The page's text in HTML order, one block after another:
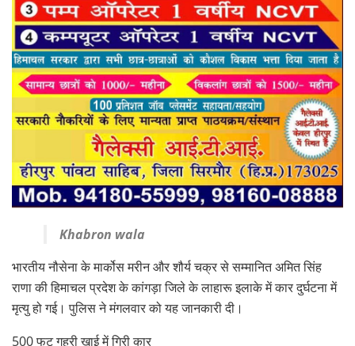
Khabron wala
भारतीय नौसेना के मार्कोस मरीन और शौर्य चक्र से सम्मानित अमित सिंह
राणा की हिमाचल प्रदेश के कांगड़ा जिले के लाहारू इलाके में कार दुर्घटना में
मृत्यु हो गई। पुलिस ने मंगलवार को यह जानकारी दी।
500 फुट गहरी खाई में गिरी कार